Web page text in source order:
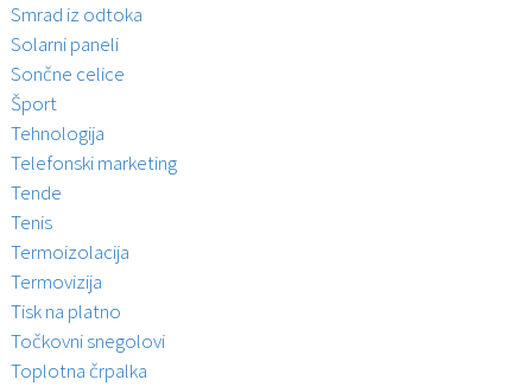
Smrad iz odtoka
Solarni paneli
Sončne celice
Šport
Tehnologija
Telefonski marketing
Tende
Tenis
Termoizolacija
Termovizija
Tisk na platno
Točkovni snegolovi
Toplotna črpalka